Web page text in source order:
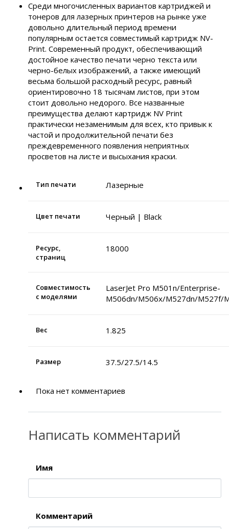
Среди многочисленных вариантов картриджей и
тонеров для лазерных принтеров на рынке уже
довольно длительный период времени
популярным остается совместимый картридж NV-
Print. Современный продукт, обеспечивающий
достойное качество печати черно текста или
черно-белых изображений, а также имеющий
весьма большой расходный ресурс, равный
ориентировочно 18 тысячам листов, при этом
стоит довольно недорого. Все названные
преимущества делают картридж NV Print
практически незаменимым для всех, кто привык к
частой и продолжительной печати без
преждевременного появления неприятных
просветов на листе и высыхания краски.
Тип печати Лазерные
Цвет печати Черный | Black
Ресурс,
страниц
18000
Совместимость
с моделями
LaserJet Pro M501n/Enterprise-
M506dn/M506x/M527dn/M527f/
Вес 1.825
Размер 37.5/27.5/14.5
Пока нет комментариев
Написать комментарий
Имя
Комментарий